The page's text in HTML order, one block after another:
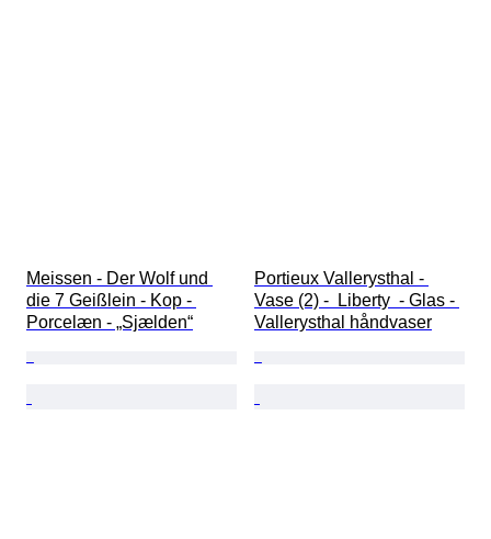
Meissen - Der Wolf und
die 7 Geißlein - Kop -
Porcelæn - „Sjælden“
Portieux Vallerysthal -
Vase (2) -  Liberty  - Glas -
Vallerysthal håndvaser